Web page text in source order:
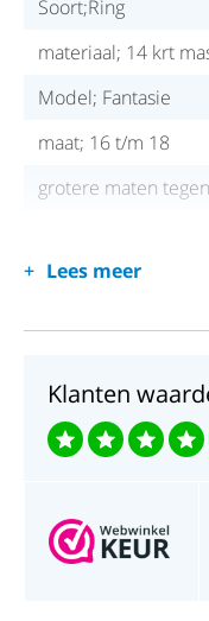
Soort;Ring
materiaal; 14 krt
Model; Fantasie
maat; 16 t/m 18
grotere maten
Lees meer
Klanten